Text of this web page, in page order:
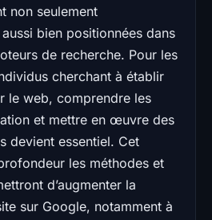
non seulement
bien positionnées dans
de recherche. Pour les
cherchant à établir
le web, comprendre les
et mettre en œuvre des
devient essentiel. Cet
les méthodes et
d’augmenter la
sur Google, notamment à